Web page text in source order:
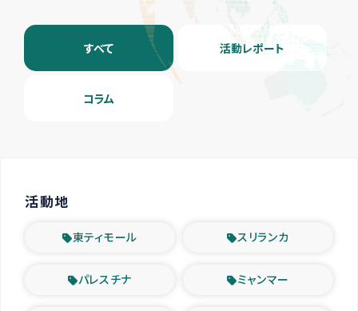
すべて 活動レポート
コラム
活動地
東ティモール スリランカ
パレスチナ ミャンマー